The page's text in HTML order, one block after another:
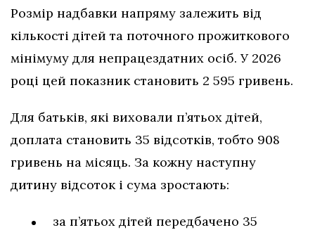
Розмір надбавки напряму залежить від
кількості дітей та поточного прожиткового
мінімуму для непрацездатних осіб. У 2026
році цей показник становить 2 595 гривень.
Для батьків, які виховали п’ятьох дітей,
доплата становить 35 відсотків, тобто 908
гривень на місяць. За кожну наступну
дитину відсоток і сума зростають:
за п’ятьох дітей передбачено 35